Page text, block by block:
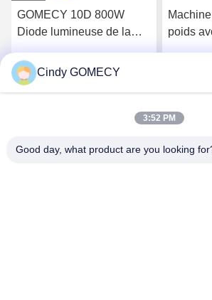
GOMECY 10D 800W
Diode lumineuse de la
stimulation musculaire de
l'équipement pour la
touchable 7 Tesla Hiemt
Parlez Maintenant.
poids
Cindy GOMECY
3:52 PM
Good day, what product are you looking